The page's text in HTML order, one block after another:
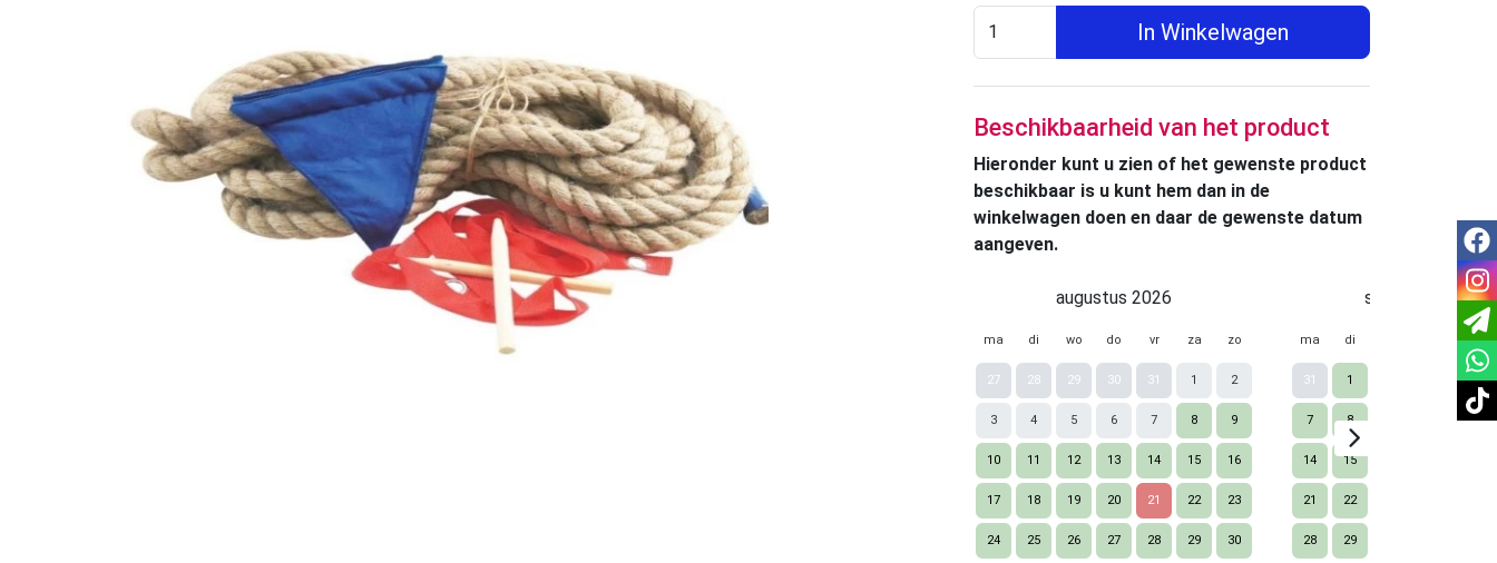
In Winkelwagen
Beschikbaarheid van het product
Hieronder kunt u zien of het gewenste product
beschikbaar is u kunt hem dan in de
winkelwagen doen en daar de gewenste datum
aangeven.
augustus 2026
ma di wo do vr za zo
27 28 29 30 31 1 2
3 4 5 6 7 8 9
10 11 12 13 14 15 16
17 18 19 20 21 22 23
24 25 26 27 28 29 30
september 2026
ma di vr
31 1 4
7 8 11
14 15
21 22
28 29
Next